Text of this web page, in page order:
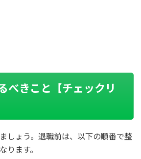
べきこと【チェックリ
しょう。退職前は、以下の順番で整
ります。